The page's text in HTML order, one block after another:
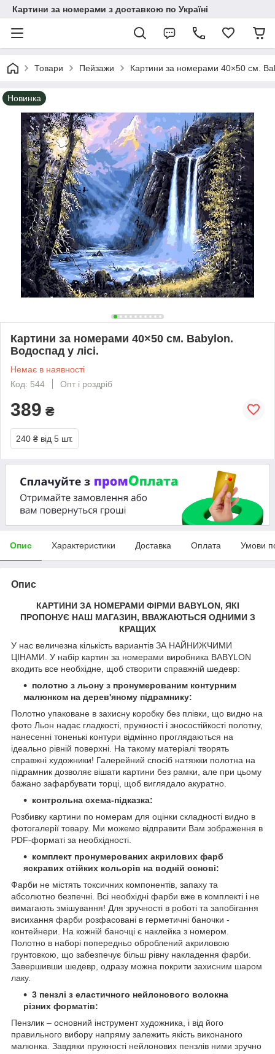
Картини за номерами з доставкою по Україні
Товари Пейзажи Картини за номерами 40×50 см.
Новинка
Картини за номерами 40×50 см. Babylon.
Водоспад у лісі.
Немає в наявності
Код: 544
Опт і роздріб
389 ₴
240 ₴ від 5 шт.
Опис Характеристики Доставка Оплата Умови
Опис
КАРТИНИ ЗА НОМЕРАМИ ФІРМИ BABYLON, ЯКІ
ПРОПОНУЄ НАШ МАГАЗИН, ВВАЖАЮТЬСЯ ОДНИМИ З
КРАЩИХ
У нас величезна кількість вариантів ЗА НАЙНИЖЧИМИ
ЦІНАМИ. У набір картин за номерами виробника BABYLON
входить все необхідне, щоб створити справжній шедевр:
полотно з льону з пронумерованим контурним
малюнком на дерев'яному підрамнику:
Полотно упаковане в захисну коробку без плівки, що видно на
фото Льон надає гладкості, пружності і зносостійкості полотну,
нанесенні тоненькі контури відмінно проглядаються на
ідеально рівній поверхні. На такому матеріалі творять
справжні художники! Галерейний спосіб натяжки полотна на
підрамник дозволяє вішати картини без рамки, але при цьому
бажано зафарбувати торці, щоб виглядало акуратно.
контрольна схема-підказка:
Розбивку картини по номерам для оцінки складності видно в
фотогалерії товару. Ми можемо відправити Вам зображення в
PDF-форматі за необхідності.
комплект пронумерованих акрилових фарб
яскравих стійких кольорів на водній основі:
Фарби не містять токсичних компонентів, запаху та
абсолютно безпечні. Всі необхідні фарби вже в комплекті і не
вимагають змішування! Для зручності в роботі та запобігання
висихання фарби розфасовані в герметичні баночки -
контейнери. На кожній баночці є наклейка з номером.
Полотно в наборі попередньо оброблений акриловою
грунтовкою, що забезпечує більш рівну накладення фарби.
Завершивши шедевр, одразу можна покрити захисним шаром
лаку.
3 пензлі з еластичного нейлонового волокна
різних форматів:
Пензлик – основний інструмент художника, і від його
правильного вибору напряму залежить якість виконаного
малюнка. Завдяки пружності нейлонових пензлів ними зручно